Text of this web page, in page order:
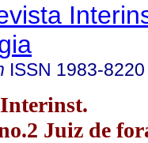
ISSN 1983-8220
Juiz de